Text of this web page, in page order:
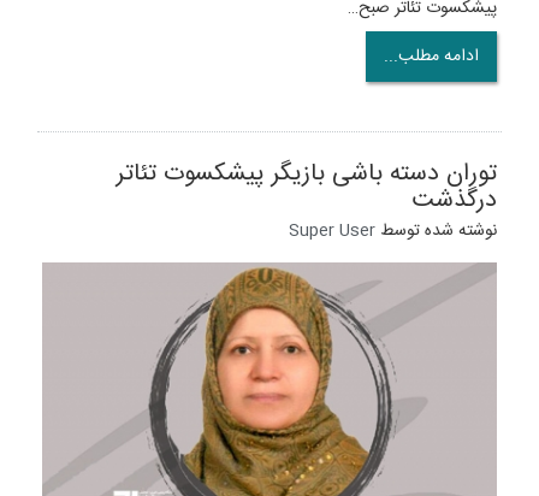
پیشکسوت تئاتر صبح…
ادامه مطلب...
توران دسته باشی بازیگر پیشکسوت تئاتر
درگذشت
نوشته شده توسط Super User